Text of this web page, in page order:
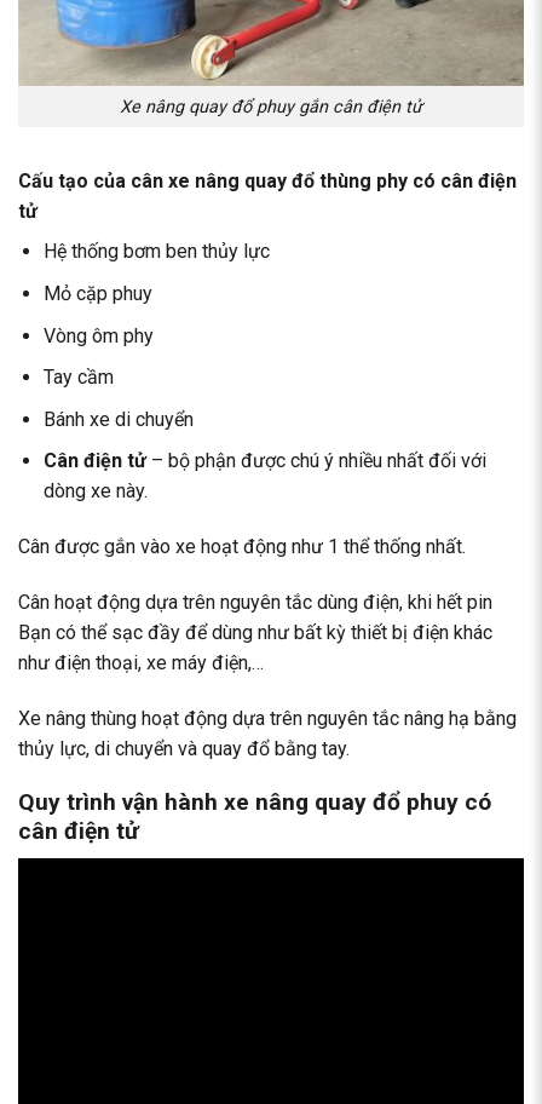
Xe nâng quay đổ phuy gắn cân điện tử
Cấu tạo của cân xe nâng quay đổ thùng phy có cân điện
tử
Hệ thống bơm ben thủy lực
Mỏ cặp phuy
Vòng ôm phy
Tay cầm
Bánh xe di chuyển
Cân điện tử– bộ phận được chú ý nhiều nhất đối với
dòng xe này.
Cân được gắn vào xe hoạt động như 1 thể thống nhất.
Cân hoạt động dựa trên nguyên tắc dùng điện, khi hết pin
Bạn có thể sạc đầy để dùng như bất kỳ thiết bị điện khác
như điện thoại, xe máy điện,…
Xe nâng thùng hoạt động dựa trên nguyên tắc nâng hạ bằng
thủy lực, di chuyển và quay đổ bằng tay.
Quy trình vận hành xe nâng quay đổ phuy có
cân điện tử